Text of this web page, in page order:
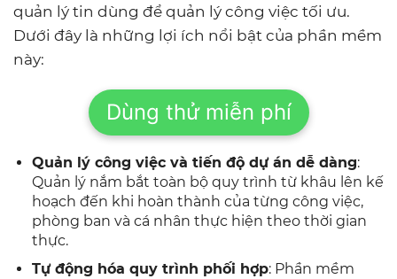
quản lý tin dùng để quản lý công việc tối ưu.
Dưới đây là những lợi ích nổi bật của phần mềm
này:
Dùng thử miễn phí
Quản lý công việc và tiến độ dự án dễ dàng:
Quản lý nắm bắt toàn bộ quy trình từ khâu lên kế
hoạch đến khi hoàn thành của từng công việc,
phòng ban và cá nhân thực hiện theo thời gian
thực.
Tự động hóa quy trình phối hợp: Phần mềm